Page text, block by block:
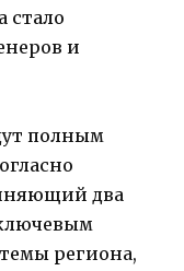
стало
и
полным
два
региона,